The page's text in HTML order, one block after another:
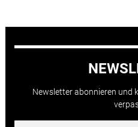
Newsletter abonnieren und